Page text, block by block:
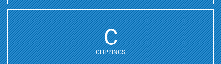
C
CLIPPINGS